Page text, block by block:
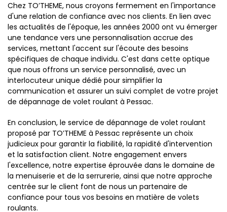
Chez TO’THEME, nous croyons fermement en l'importance
d'une relation de confiance avec nos clients. En lien avec
les actualités de l'époque, les années 2000 ont vu émerger
une tendance vers une personnalisation accrue des
services, mettant l'accent sur l'écoute des besoins
spécifiques de chaque individu. C'est dans cette optique
que nous offrons un service personnalisé, avec un
interlocuteur unique dédié pour simplifier la
communication et assurer un suivi complet de votre projet
de dépannage de volet roulant à Pessac.
En conclusion, le service de dépannage de volet roulant
proposé par TO’THEME à Pessac représente un choix
judicieux pour garantir la fiabilité, la rapidité d'intervention
et la satisfaction client. Notre engagement envers
l'excellence, notre expertise éprouvée dans le domaine de
la menuiserie et de la serrurerie, ainsi que notre approche
centrée sur le client font de nous un partenaire de
confiance pour tous vos besoins en matière de volets
roulants.